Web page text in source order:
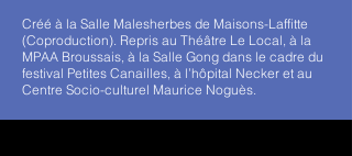
Créé à la Salle Malesherbes de Maisons-Laffitte
(Coproduction). Repris au Théâtre Le Local, à la
MPAA Broussais, à la Salle Gong dans le cadre du
festival Petites Canailles, à l’hôpital Necker et au
Centre Socio-culturel Maurice Noguès.